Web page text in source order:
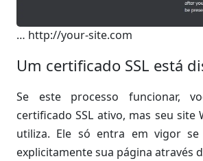
… http://your-site.com
Um certificado SSL está
Se este processo funcionar,
certificado SSL ativo, mas seu site
utiliza. Ele só entra em vigor se
explicitamente sua página através